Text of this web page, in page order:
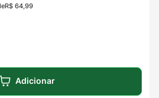
R$ 64 99
Adicionar